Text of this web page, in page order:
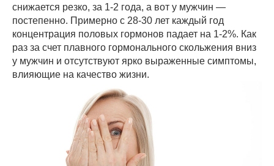
снижается резко, за 1-2 года, а вот у мужчин —
постепенно. Примерно с 28-30 лет каждый год
концентрация половых гормонов падает на 1-2%. Как
раз за счет плавного гормонального скольжения вниз
у мужчин и отсутствуют ярко выраженные симптомы,
влияющие на качество жизни.